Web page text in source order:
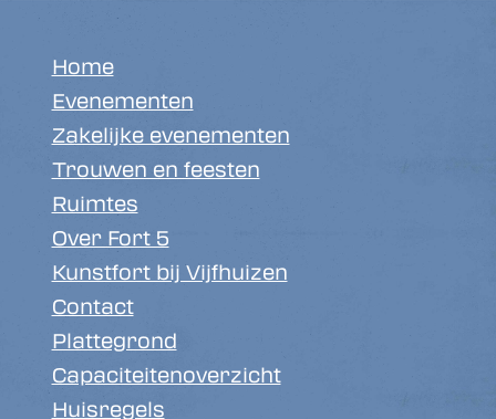
Home
Evenementen
Zakelijke evenementen
Trouwen en feesten
Ruimtes
Over Fort 5
Kunstfort bij Vijfhuizen
Contact
Plattegrond
Capaciteitenoverzicht
Huisregels